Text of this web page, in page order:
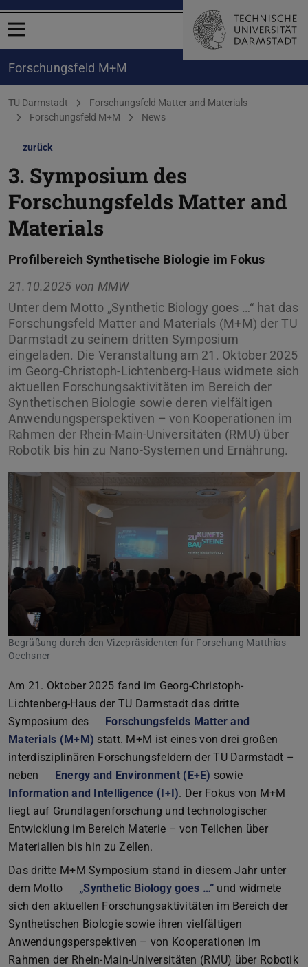
Menü öffnen
Forschungsfeld M+M
Sie befinden sich hier:
TU Darmstadt
Forschungsfeld Matter and Materials
Forschungsfeld M+M
News
zurück
3. Symposium des
Forschungsfelds Matter and
Materials
Profilbereich Synthetische Biologie im Fokus
21.10.2025 von MMW
Unter dem Motto „Synthetic Biology goes …“ hat das
Forschungsfeld Matter and Materials (M+M) der TU
Darmstadt zu seinem dritten Symposium
eingeladen. Die Veranstaltung am 21. Oktober 2025
im Georg-Christoph-Lichtenberg-Haus widmete sich
aktuellen Forschungsaktivitäten im Bereich der
Synthetischen Biologie sowie deren vielfältigen
Anwendungsperspektiven – von Kooperationen im
Rahmen der Rhein-Main-Universitäten (RMU) über
Robotik bis hin zu Nano-Systemen und Ernährung.
Begrüßung durch den Vizepräsidenten für Forschung Matthias
Oechsner
Am 21. Oktober 2025 fand im Georg-Christoph-
Lichtenberg-Haus der TU Darmstadt das dritte
Symposium des
Forschungsfelds Matter and
Materials (M+M) statt. M+M ist eines von drei großen
interdisziplinären Forschungsfeldern der TU Darmstadt –
neben
Energy and Environment (E+E) sowie
Information and Intelligence (I+I). Der Fokus von M+M
liegt auf Grundlagenforschung und technologischer
Entwicklung im Bereich Materie – von Teilchen über
Materialien bis hin zu Zellen.
Das dritte M+M Symposium stand in diesem Jahr unter
dem Motto
„Synthetic Biology goes …“ und widmete
sich den aktuellen Forschungsaktivitäten im Bereich der
Synthetischen Biologie sowie ihren vielfältigen
Anwendungsperspektiven – von Kooperationen im
Rahmen der Rhein-Main-Universitäten (RMU) über Robotik